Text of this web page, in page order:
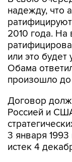
надежду, что
2010 года. На
или это
Обама
произошло
Договор
Россией и
3 января 1993
истек 4